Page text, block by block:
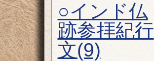
○インド仏
跡参拝紀行
文(9)